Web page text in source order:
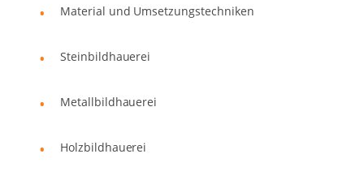
Material und Umsetzungstechniken
Steinbildhauerei
Metallbildhauerei
Holzbildhauerei